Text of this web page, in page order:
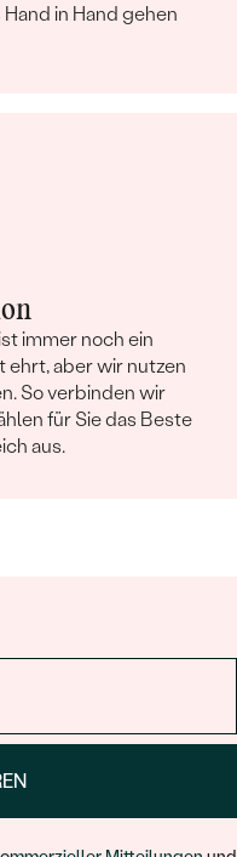
in Hand gehen
immer noch ein
ehrt, aber wir nutzen
So verbinden wir
für Sie das Beste
aus.